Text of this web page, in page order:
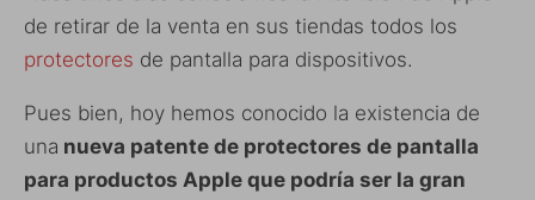
de retirar de la venta en sus tiendas todos los
protectores de pantalla para dispositivos.
Pues bien, hoy hemos conocido la existencia de
una nueva patente de protectores de pantalla
para productos Apple que podría ser la gran